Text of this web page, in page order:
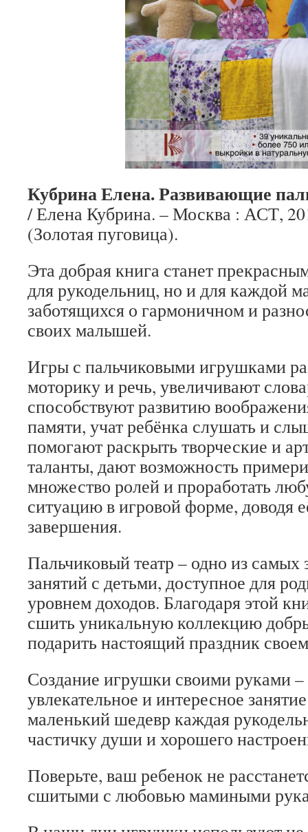
Кубрина Елена. Развивающие
/ Елена Кубрина. – Москва : АСТ,
(Золотая пуговица).
Эта добрая книга станет
для рукодельниц, но и для каждой
заботящихся о гармоничном и
своих малышей.
Игры с пальчиковыми игрушками
моторику и речь, увеличивают
способствуют развитию
памяти, учат ребёнка слушать и
помогают раскрыть творческие и
таланты, дают возможность
множество ролей и проработать
ситуацию в игровой форме, доводя
завершения.
Пальчиковый театр – одно из
занятий с детьми, доступное для
уровнем доходов. Благодаря этой
сшить уникальную коллекцию
подарить настоящий праздник
Создание игрушки своими руками –
увлекательное и интересное
маленький шедевр каждая
частичку души и хорошего
Поверьте, ваш ребенок не
сшитыми с любовью мамиными